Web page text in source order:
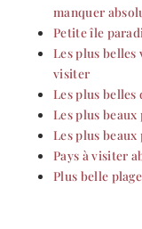
manquer
Petite île
Les plus belles
visiter
Les plus
Les plus beaux
Les plus beaux
Pays à visiter
Plus belle